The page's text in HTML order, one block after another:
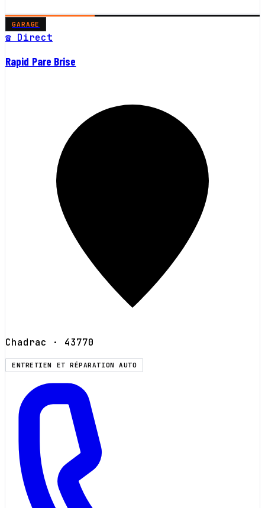
GARAGE
☎ Direct
Rapid Pare Brise
Chadrac · 43770
ENTRETIEN ET RÉPARATION AUTO